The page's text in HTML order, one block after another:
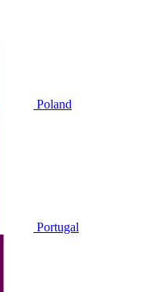
Poland
Portugal